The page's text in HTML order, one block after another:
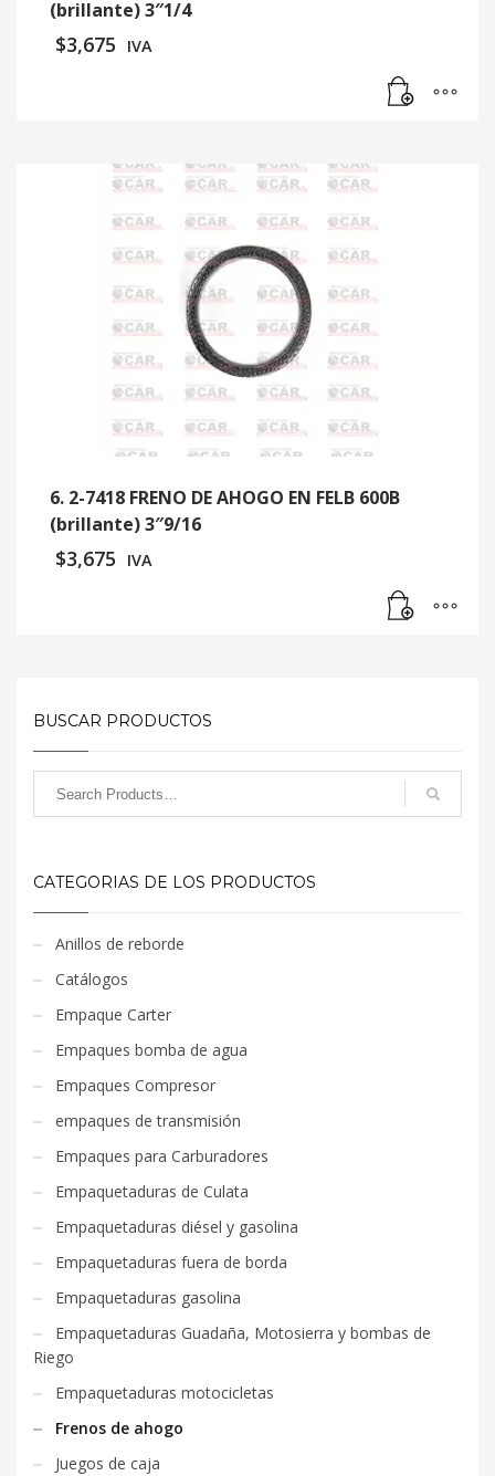
(brillante) 3″1/4
$3,675 IVA
6. 2-7418 FRENO DE AHOGO EN FELB 600B
(brillante) 3″9/16
$3,675 IVA
BUSCAR PRODUCTOS
CATEGORIAS DE LOS PRODUCTOS
Anillos de reborde
Catálogos
Empaque Carter
Empaques bomba de agua
Empaques Compresor
empaques de transmisión
Empaques para Carburadores
Empaquetaduras de Culata
Empaquetaduras diésel y gasolina
Empaquetaduras fuera de borda
Empaquetaduras gasolina
Empaquetaduras Guadaña, Motosierra y bombas de
Riego
Empaquetaduras motocicletas
Frenos de ahogo
Juegos de caja